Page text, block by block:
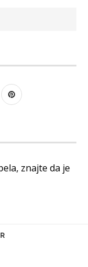
znajte da je